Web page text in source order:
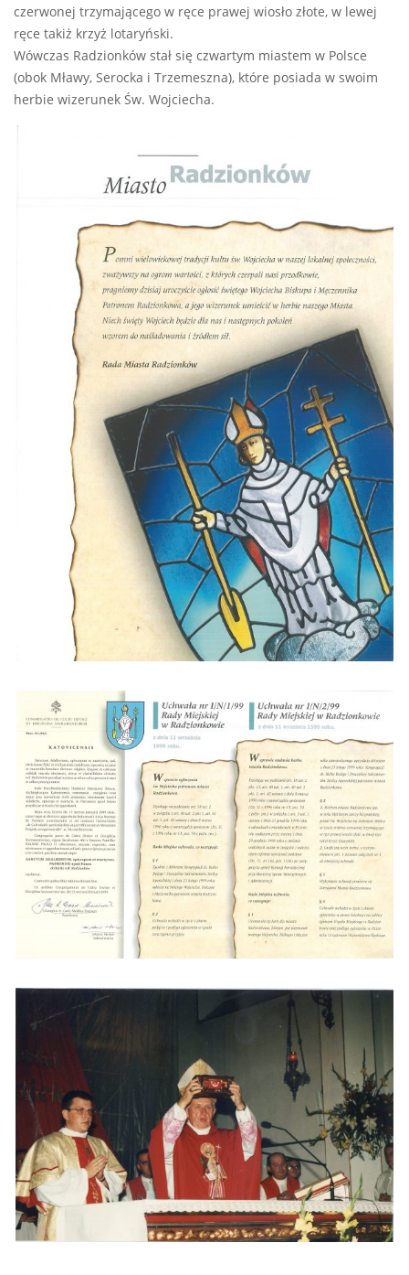
czerwonej trzymającego w ręce prawej wiosło złote, w lewej
ręce takiż krzyż lotaryński.
Wówczas Radzionków stał się czwartym miastem w Polsce
(obok Mławy, Serocka i Trzemeszna), które posiada w swoim
herbie wizerunek Św. Wojciecha.